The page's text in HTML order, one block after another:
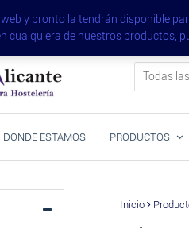
alicante@vajillalicante.com
DONDE ESTAMOS PRODUCTOS
Inicio
y pronto la tendrán disponible
de nuestros productos,